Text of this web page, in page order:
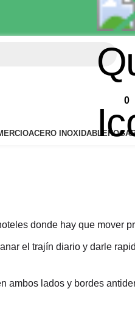
Despacho 5 días
0
ACERO INOXIDABLE
donde hay que mover
el trajín diario y darle
ambos lados y bordes